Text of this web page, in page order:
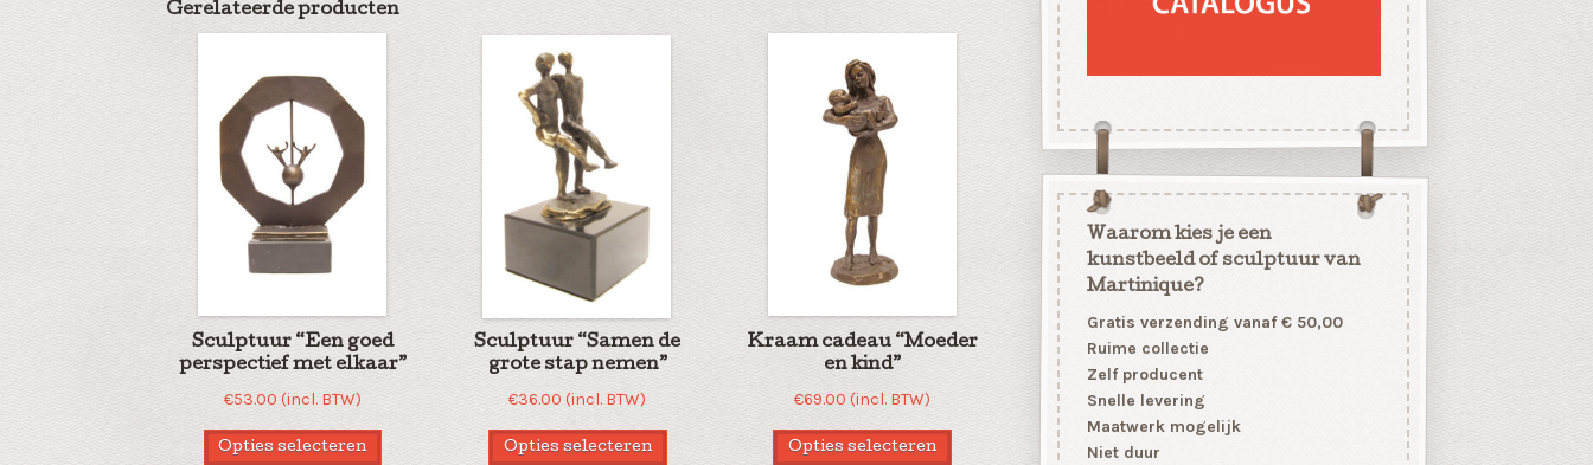
Gerelateerde producten
Sculptuur “Een goed
perspectief met elkaar”
€53.00 (incl. BTW)
Opties selecteren
Sculptuur “Samen de
grote stap nemen”
€36.00 (incl. BTW)
Opties selecteren
Kraam cadeau “Moeder
en kind”
€69.00 (incl. BTW)
Opties selecteren
Waarom kies je een
kunstbeeld of sculptuur van
Martinique?
Gratis verzending vanaf € 50,00
Ruime collectie
Zelf producent
Snelle levering
Maatwerk mogelijk
Niet duur